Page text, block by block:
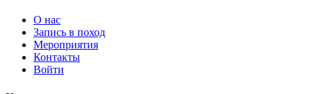
О нас
Запись в поход
Мероприятия
Контакты
Войти